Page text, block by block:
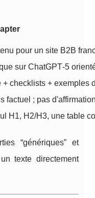
pour un site B2B
sur ChatGPT‑5
+ checklists + exemples
factuel ; pas
seul H1, H2/H3, une
“génériques” et
texte directement